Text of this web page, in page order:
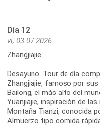
Día 12
vi, 03.07.2026
Zhangjiajie
Desayuno. Tour de día
Zhangjiajie, famoso por
Bailong, el más alto del
Yuanjiajie, inspiración de
Montaña Tianzi, conocida